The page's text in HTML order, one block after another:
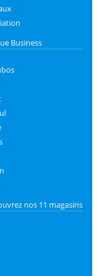
Business
nos 11 magasins